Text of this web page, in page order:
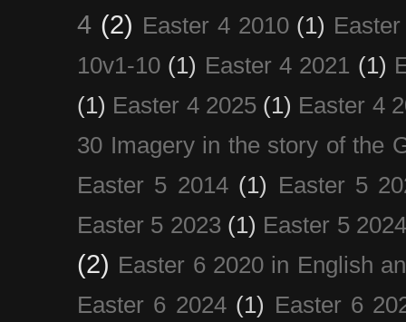
4 (2) Easter 4 2010 (1)
10v1-10 (1) Easter 4 2021 (1)
(1) Easter 4 2025 (1) Easter 4
30 Imagery in the story of the
Easter 5 2014 (1) Easter 5
Easter 5 2023 (1) Easter 5
(2) Easter 6 2020 in English
Easter 6 2024 (1) Easter 6